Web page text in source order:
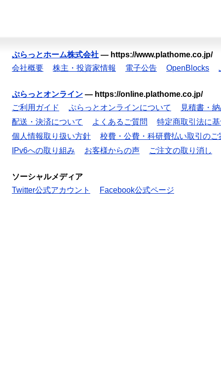
ぷらっとホーム株式会社 — https://www.plathome.co.jp/
会社概要
株主・投資家情報 電子公告 OpenBlocks
ぷらっとオンライン — https://online.plathome.co.jp/
ご利用ガイド
ぷらっとオンラインについて
見積書・
配送・決済について
よくあるご質問
特定商取引法に
個人情報取り扱い方針
校費・公費・科研費払い取引のご
IPv6への取り組み
お客様からの声 ご注文の取り消し
ソーシャルメディア
Twitter公式アカウント
Facebook公式ページ